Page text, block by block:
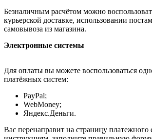
Безналичным расчётом можно
курьерской доставке, использовании
самовывоза из магазина.
Электронные системы
Для оплаты вы можете воспользоваться
платёжных систем:
PayPal;
WebMoney;
Яндекс.Деньги.
Вас перенаправит на страницу платежного